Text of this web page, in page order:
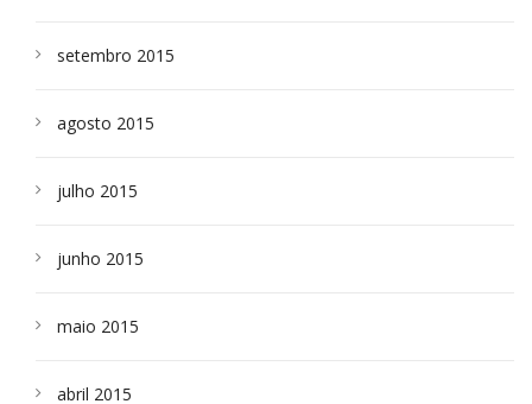
setembro 2015
agosto 2015
julho 2015
junho 2015
maio 2015
abril 2015